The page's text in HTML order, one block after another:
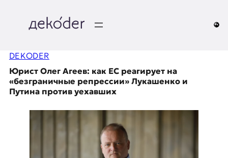
содержимому
e
k
DEKODER
Юрист Олег Агеев: как ЕС реагирует на
«безграничные репрессии» Лукашенко и
Путина против уехавших